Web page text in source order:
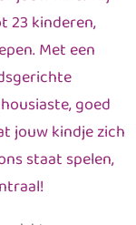
23 kinderen,
Met een
goed
jouw kindje zich
staat spelen,